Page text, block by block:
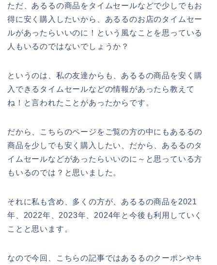
ただ、あるるの商品をタイムセールなどで少しでもお
得に安く購入したいから、あるるのお店のタイムセー
ルがあったらいいのに！という風なことを思っている
人もいるのではないでしょうか？
というのは、私の友達からも、あるるの商品を安く購
入できるタイムセールなどの情報があったら教えて
ね！と言われたことがあったからです。
だから、こちらのページをご覧の方の中にもあるるの
商品を少しでも安く購入したい、だから、あるるのタ
イムセールなどがあったらいいのに～と思っている方
もいるのでは？と思いました。
それに私も含め、多くの方が、あるるの商品を2021
年、2022年、2023年、2024年と今後も利用していく
ことと思います。
なので今回、こちらの記事ではあるるのクーポンやキ